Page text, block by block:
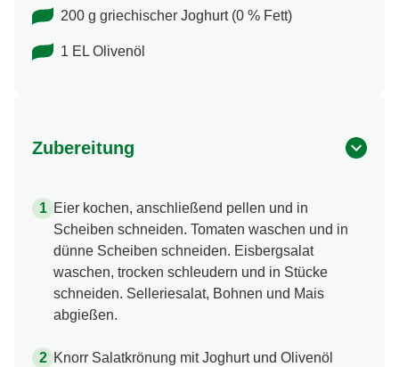
200 g griechischer Joghurt (0 % Fett)
1 EL Olivenöl
Zubereitung
Eier kochen, anschließend pellen und in
Scheiben schneiden. Tomaten waschen und in
dünne Scheiben schneiden. Eisbergsalat
waschen, trocken schleudern und in Stücke
schneiden. Selleriesalat, Bohnen und Mais
abgießen.
Knorr Salatkrönung mit Joghurt und Olivenöl